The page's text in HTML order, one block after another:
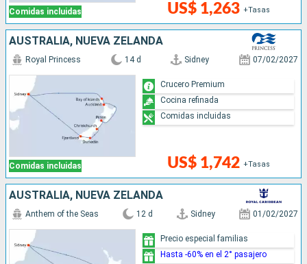
Comidas incluidas US$ 1,263 +Tasas
AUSTRALIA, NUEVA ZELANDA
Comidas incluidas
Royal Princess 14 d Sidney 07/02/2027
US$ 1,742 +Tasas
Crucero Premium
Cocina refinada
Comidas incluidas
AUSTRALIA, NUEVA ZELANDA
Anthem of the Seas 12 d Sidney 01/02/2027
Precio especial familias
Hasta -60% en el 2° pasajero